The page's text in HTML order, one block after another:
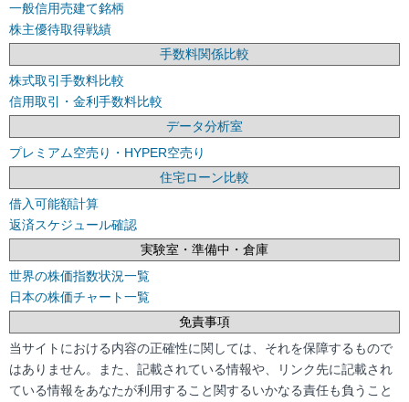
一般信用売建て銘柄
株主優待取得戦績
手数料関係比較
株式取引手数料比較
信用取引・金利手数料比較
データ分析室
プレミアム空売り・HYPER空売り
住宅ローン比較
借入可能額計算
返済スケジュール確認
実験室・準備中・倉庫
世界の株価指数状況一覧
日本の株価チャート一覧
免責事項
当サイトにおける内容の正確性に関しては、それを保障するもので
はありません。また、記載されている情報や、リンク先に記載され
ている情報をあなたが利用すること関するいかなる責任も負うこと